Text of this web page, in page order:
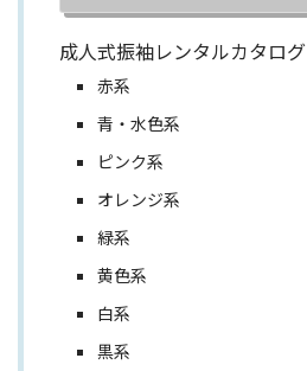
成人式振袖レンタルカタログ
赤系
青・水色系
ピンク系
オレンジ系
緑系
黄色系
白系
黒系